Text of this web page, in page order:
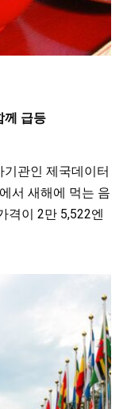
께 급등
관인 제국데이터
서 새해에 먹는 음
격이 2만 5,522엔